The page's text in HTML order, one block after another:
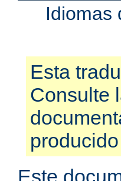
Idiomas
Esta
Consulte
Este